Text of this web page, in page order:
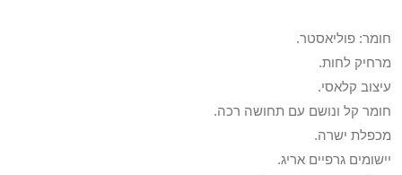
חומר: פוליאסטר.
מרחיק לחות.
עיצוב קלאסי.
חומר קל ונושם עם תחושה רכה.
מכפלת ישרה.
יישומים גרפיים אריג.